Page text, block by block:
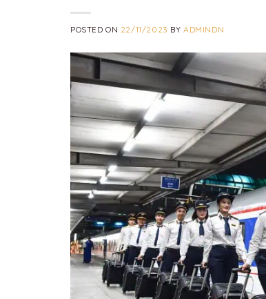
POSTED ON 22/11/2023 BYADMINDN